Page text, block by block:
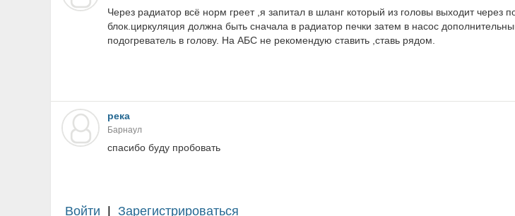
Через радиатор всё норм греет ,я запитал в шланг который из головы выходит через
блок.циркуляция должна быть сначала в радиатор печки затем в насос
подогреватель в голову. На АБС не рекомендую ставить ,ставь рядом.
река
Барнаул
спасибо буду пробовать
Войти Зарегистрироваться